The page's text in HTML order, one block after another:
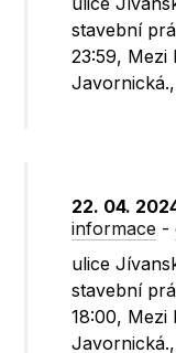
stavební
23:59, Mezi
22. 04.
informace -
ulice
stavební
18:00, Mezi